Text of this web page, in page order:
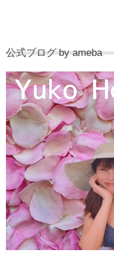
公式ブログ by ameba